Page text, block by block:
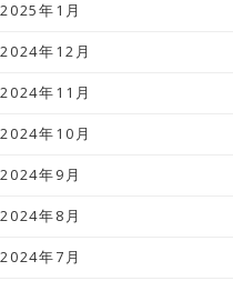
2025年1月
2024年12月
2024年11月
2024年10月
2024年9月
2024年8月
2024年7月